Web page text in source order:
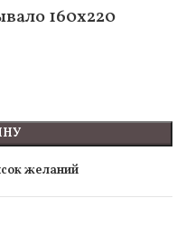
160х220
желаний